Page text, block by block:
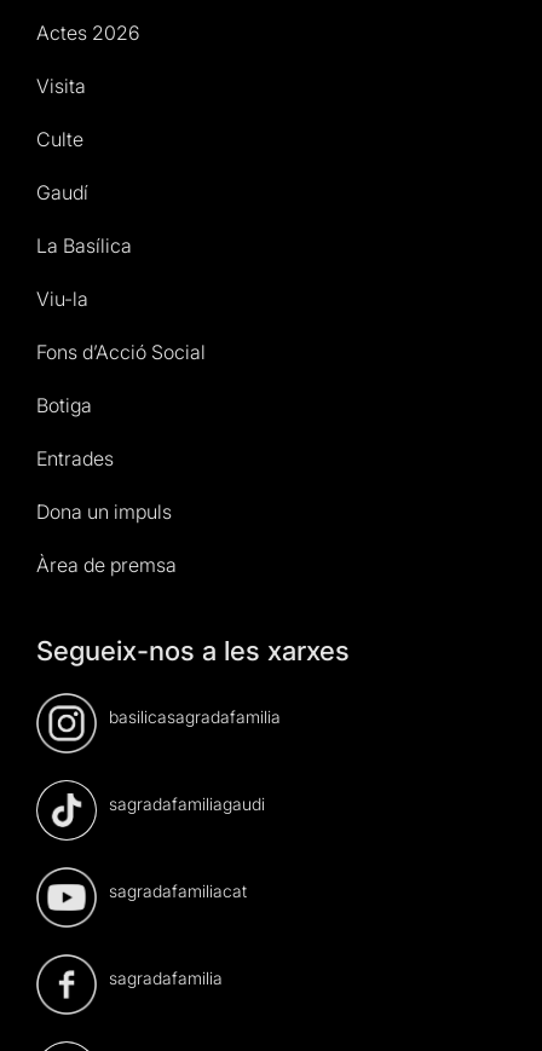
Actes 2026
Visita
Culte
Gaudí
La Basílica
Viu-la
Fons d’Acció Social
Botiga
Entrades
Dona un impuls
Àrea de premsa
Segueix-nos a les xarxes
basilicasagradafamilia
sagradafamiliagaudi
sagradafamiliacat
sagradafamilia